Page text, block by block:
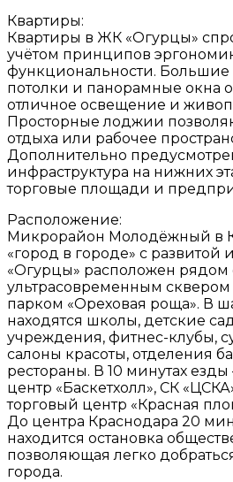
Квартиры:
Квартиры в ЖК «Огурцы»
учётом принципов
функциональности. Большие
потолки и панорамные окна
отличное освещение и
Просторные лоджии
отдыха или рабочее
Дополнительно
инфраструктура на нижних
торговые площади и
Расположение:
Микрорайон Молодёжный в
«город в городе» с
«Огурцы» расположен рядом
ультрасовременным
парком «Ореховая роща». В
находятся школы, детские
учреждения, фитнес-клубы,
салоны красоты, отделения
рестораны. В 10 минутах
центр «Баскетхолл», СК
торговый центр «Красная
До центра Краснодара 20
находится остановка
позволяющая легко
города.